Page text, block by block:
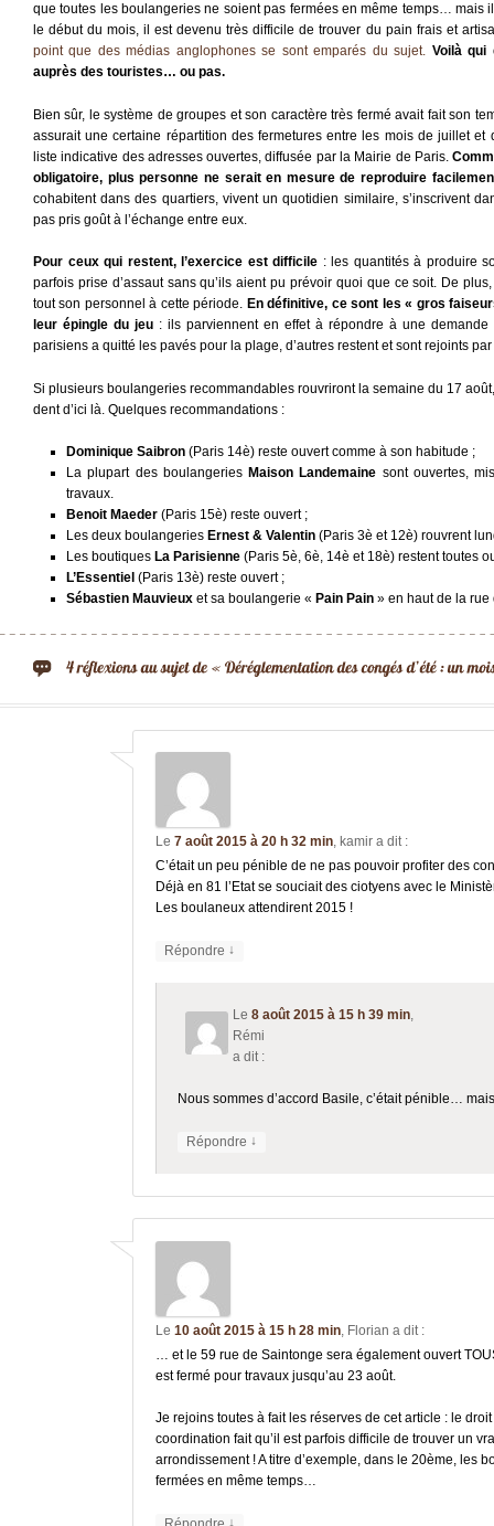
que toutes les boulangeries ne soient pas fermées en même temps… mais
le début du mois, il est devenu très difficile de trouver du pain frais et
point que des médias anglophones se sont emparés du sujet. Voilà qui
auprès des touristes… ou pas.
Bien sûr, le système de groupes et son caractère très fermé avait fait son
assurait une certaine répartition des fermetures entre les mois de juillet et
liste indicative des adresses ouvertes, diffusée par la Mairie de Paris.
obligatoire, plus personne ne serait en mesure de reproduire
cohabitent dans des quartiers, vivent un quotidien similaire, s’inscrivent
pas pris goût à l’échange entre eux.
Pour ceux qui restent, l’exercice est difficile : les quantités à produire
parfois prise d’assaut sans qu’ils aient pu prévoir quoi que ce soit. De
tout son personnel à cette période. En définitive, ce sont les « gros
leur épingle du jeu : ils parviennent en effet à répondre à une
parisiens a quitté les pavés pour la plage, d’autres restent et sont rejoints
Si plusieurs boulangeries recommandables rouvriront la semaine du 17
dent d’ici là. Quelques recommandations :
Dominique Saibron (Paris 14è) reste ouvert comme à son habitude ;
La plupart des boulangeries Maison Landemaine sont ouvertes,
travaux.
Benoit Maeder (Paris 15è) reste ouvert ;
Les deux boulangeries Ernest & Valentin (Paris 3è et 12è) rouvrent
Les boutiques La Parisienne (Paris 5è, 6è, 14è et 18è) restent toutes
L’Essentiel (Paris 13è) reste ouvert ;
Sébastien Mauvieux et sa boulangerie « Pain Pain » en haut de la rue
Le 7 août 2015 à 20 h 32 min, kamir a dit :
C’était un peu pénible de ne pas pouvoir profiter des
Déjà en 81 l’Etat se souciait des ciotyens avec le
Les boulaneux attendirent 2015 !
Répondre ↓
Le 8 août 2015 à 15 h 39 min
Rémi
a dit :
Nous sommes d’accord Basile, c’était pénible…
Répondre ↓
Le 10 août 2015 à 15 h 28 min, Florian a dit :
… et le 59 rue de Saintonge sera également ouvert
est fermé pour travaux jusqu’au 23 août.
Je rejoins toutes à fait les réserves de cet article : le
coordination fait qu’il est parfois difficile de trouver un
arrondissement ! A titre d’exemple, dans le 20ème, les
fermées en même temps…
↓